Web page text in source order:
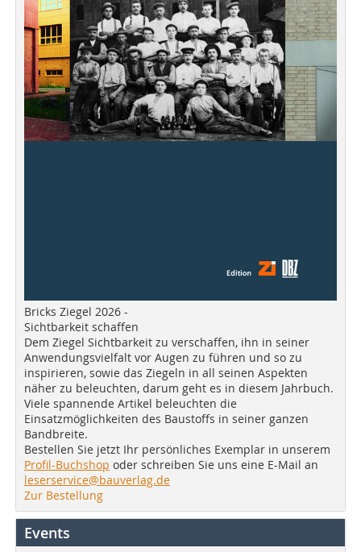
Bricks Ziegel 2026 -
Sichtbarkeit schaffen
Dem Ziegel Sichtbarkeit zu verschaffen, ihn in seiner
Anwendungsvielfalt vor Augen zu führen und so zu
inspirieren, sowie das Ziegeln in all seinen Aspekten
näher zu beleuchten, darum geht es in diesem Jahrbuch.
Viele spannende Artikel beleuchten die
Einsatzmöglichkeiten des Baustoffs in seiner ganzen
Bandbreite.
Bestellen Sie jetzt Ihr persönliches Exemplar in unserem
Profil-Buchshop oder schreiben Sie uns eine E-Mail an
leserservice@bauverlag.de
Zur Bestellung
Events